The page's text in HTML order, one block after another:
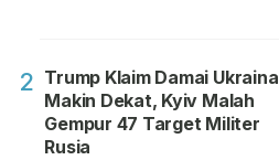
2 Trump Klaim Damai Ukraina
Makin Dekat, Kyiv Malah
Gempur 47 Target Militer
Rusia